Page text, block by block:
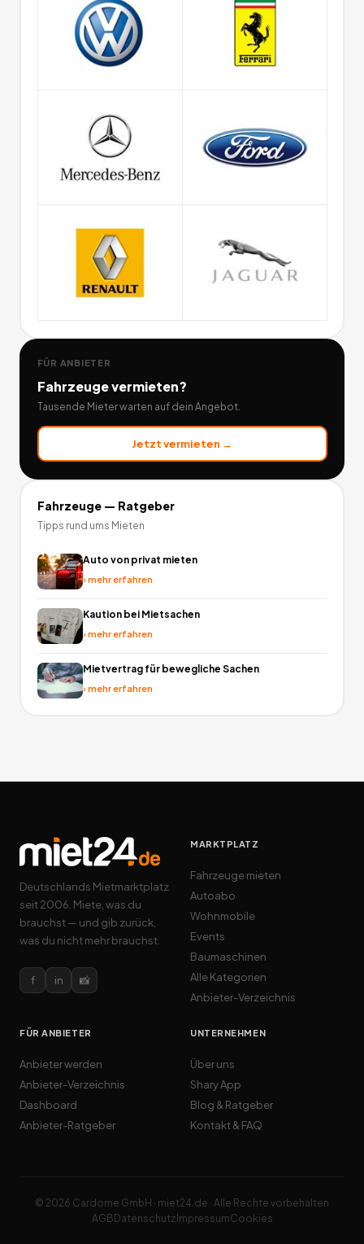
FÜR ANBIETER
Fahrzeugevermieten?
Tausende Mieter warten auf dein Angebot.
Jetzt vermieten →
Fahrzeuge— Ratgeber
Tipps rund ums Mieten
Auto von privat mieten
›mehr erfahren
Kaution bei Mietsachen
›mehr erfahren
Mietvertrag für bewegliche Sachen
›mehr erfahren
Deutschlands Mietmarktplatz
seit 2006. Miete, was du
brauchst — und gib zurück,
was du nicht mehr brauchst.
f in 📸
MARKTPLATZ
Fahrzeuge mieten
Autoabo
Wohnmobile
Events
Baumaschinen
Alle Kategorien
Anbieter-Verzeichnis
FÜR ANBIETER
Anbieter werden
Anbieter-Verzeichnis
Dashboard
Anbieter-Ratgeber
UNTERNEHMEN
Über uns
Shary App
Blog & Ratgeber
Kontakt & FAQ
© 2026 Cardome GmbH · miet24.de · Alle Rechte vorbehalten
AGBDatenschutzImpressumCookies